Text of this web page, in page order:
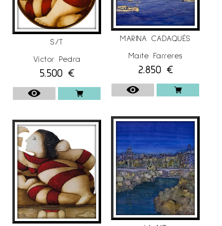
S/T
Víctor Pedra
5.500 €
MARINA CADAQUÉS
Maite Farreres
2.850 €